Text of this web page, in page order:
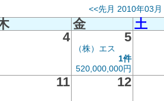
<<先月 2010年03月
金
土
4 5
（株）エス
1件
520,000,000円
11 12